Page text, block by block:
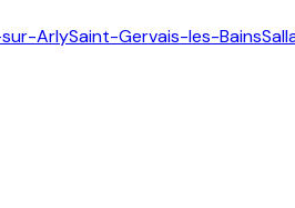
ArlySaint-Gervais-les-Bains